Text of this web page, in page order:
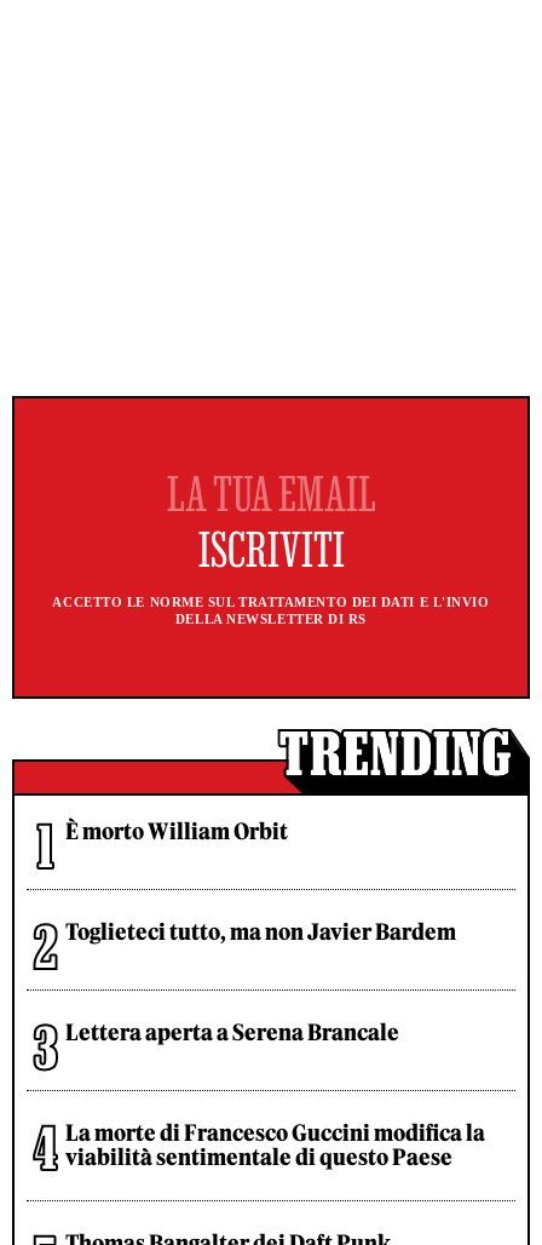
ACCETTO LE NORME SUL TRATTAMENTO DEI DATI E L'INVIO
DELLA NEWSLETTER DI RS
È morto William Orbit
Toglieteci tutto, ma non Javier Bardem
Lettera aperta a Serena Brancale
La morte di Francesco Guccini modifica la
viabilità sentimentale di questo Paese